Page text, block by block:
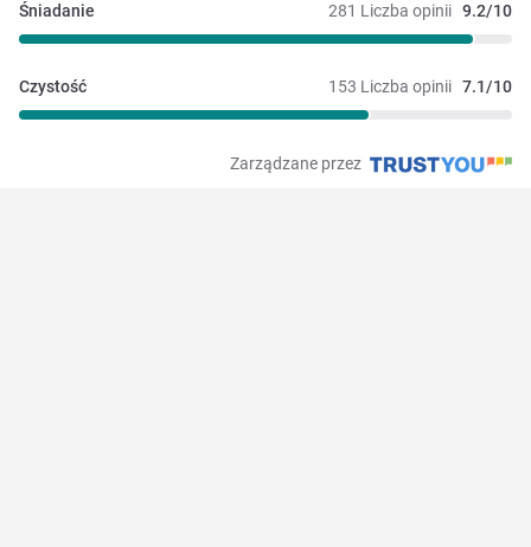
281 Liczba opinii 9.2/10
Śniadanie
153 Liczba opinii 7.1/10
Czystość
Zarządzane przez